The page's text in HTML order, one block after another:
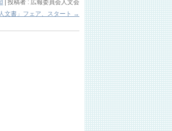
| 投稿者 : 広報委員会人文会
文書」フェア、スタート →